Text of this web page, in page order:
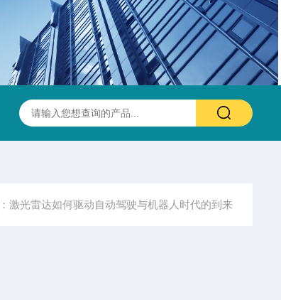
锌(ZnS)多光谱(透明)窗片 0.37-13.5um 25.4X3.0mm（
激光雷达如何驱动自动驾驶与机器人时代的到来